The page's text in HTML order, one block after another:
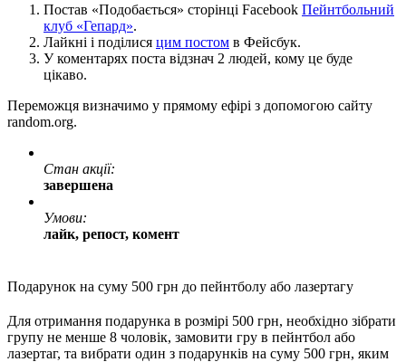
Постав «Подобається» сторінці Facebook Пейнтбольний
клуб «Гепард».
Лайкні і поділися цим постом в Фейсбук.
У коментарях поста відзнач 2 людей, кому це буде
цікаво.
Переможця визначимо у прямому ефірі з допомогою сайту
random.org.
Стан акції:
завершена
Умови:
лайк, репост, комент
Подарунок на суму 500 грн до пейнтболу або лазертагу
Для отримання подарунка в розмірі 500 грн, необхідно зібрати
групу не менше 8 чоловік, замовити гру в пейнтбол або
лазертаг, та вибрати один з подарунків на суму 500 грн, яким